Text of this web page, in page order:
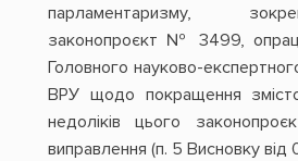
парламентаризму,
законопроєкт № 3499,
Головного науково-
ВРУ щодо покращення
недоліків цього
виправлення (п. 5 Висновку від